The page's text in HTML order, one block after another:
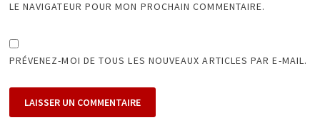
LE NAVIGATEUR POUR MON PROCHAIN COMMENTAIRE.
PRÉVENEZ-MOI DE TOUS LES NOUVEAUX ARTICLES PAR E-MAIL.